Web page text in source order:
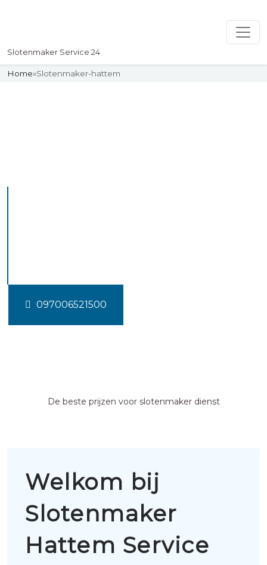
Slotenmaker Service 24
Home»Slotenmaker-hattem
097006521500
De beste prijzen voor slotenmaker dienst
Welkom bij
Slotenmaker
Hattem Service